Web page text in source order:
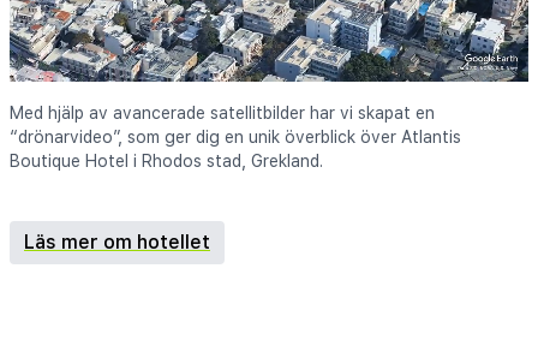
Med hjälp av avancerade satellitbilder har vi skapat en
“drönarvideo”, som ger dig en unik överblick över Atlantis
Boutique Hotel i Rhodos stad, Grekland.
Läs mer om hotellet